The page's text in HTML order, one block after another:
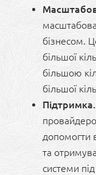
бізнесом.
більшої
більшою
більшої
Підтримка.
допомогти
та
системи